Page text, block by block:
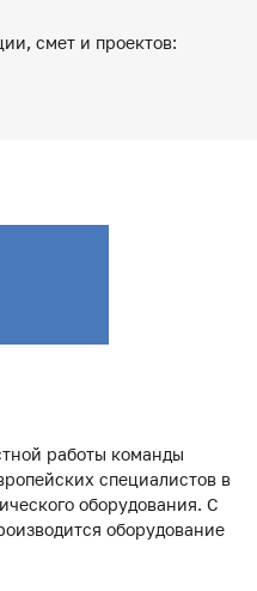
смет и проектов:
работы команды
специалистов в
оборудования. С
оборудование